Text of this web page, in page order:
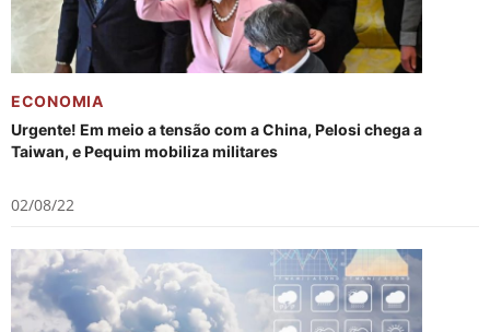
ECONOMIA
Urgente! Em meio a tensão com a China, Pelosi chega a
Taiwan, e Pequim mobiliza militares
02/08/22